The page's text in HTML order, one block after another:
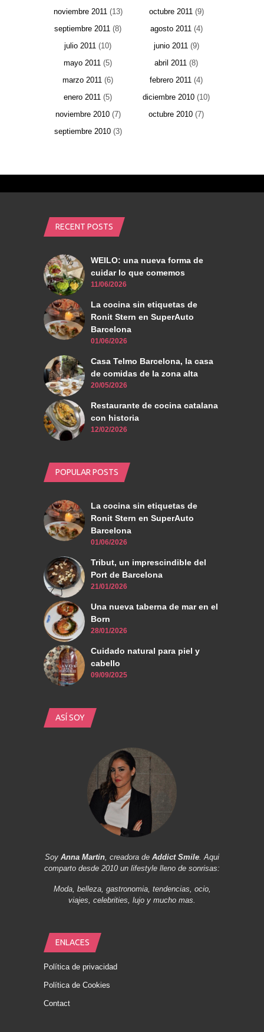
noviembre 2011(13) octubre 2011(9)
septiembre 2011 (8) agosto 2011(4)
julio 2011 (10) junio 2011(9)
mayo 2011 (5) abril 2011 (8)
marzo 2011 (6) febrero 2011 (4)
enero 2011 (5) diciembre 2010 (10)
noviembre 2010(7) octubre 2010 (7)
septiembre 2010(3)
RECENT POSTS
WEILO: una nueva forma de
cuidar lo que comemos
11/06/2026
La cocina sin etiquetas de
Ronit Stern en SuperAuto
Barcelona
01/06/2026
Casa Telmo Barcelona, la casa
de comidas de la zona alta
20/05/2026
Restaurante de cocina catalana
con historia
12/02/2026
POPULAR POSTS
La cocina sin etiquetas de
Ronit Stern en SuperAuto
Barcelona
01/06/2026
Tribut, un imprescindible del
Port de Barcelona
21/01/2026
Una nueva taberna de mar en el
Born
28/01/2026
Cuidado natural para piel y
cabello
09/09/2025
ASÍ SOY
Soy Anna Martin, creadora de Addict Smile. Aqui
comparto desde 2010 un lifestyle lleno de sonrisas:
Moda, belleza, gastronomia, tendencias, ocio,
viajes, celebrities, lujo y mucho mas.
ENLACES
Política de privacidad
Política de Cookies
Contact